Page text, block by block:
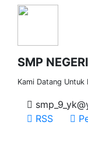
SMP
Kami Datang Untuk
RSS